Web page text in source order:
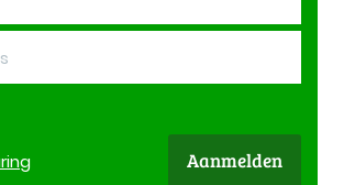
Aanmelden